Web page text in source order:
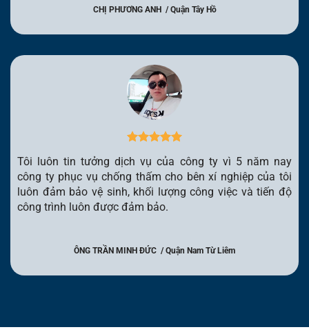
CHỊ PHƯƠNG ANH / Quận Tây Hồ
Tôi luôn tin tưởng dịch vụ của công ty vì 5 năm nay
công ty phục vụ chống thấm cho bên xí nghiệp của tôi
luôn đảm bảo vệ sinh, khối lượng công việc và tiến độ
công trình luôn được đảm bảo.
ÔNG TRẦN MINH ĐỨC / Quận Nam Từ Liêm